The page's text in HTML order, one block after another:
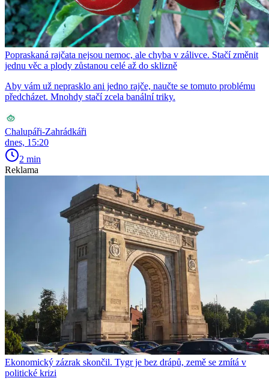
Popraskaná rajčata nejsou nemoc, ale chyba v zálivce. Stačí změnit
jednu věc a plody zůstanou celé až do sklizně
Aby vám už neprasklo ani jedno rajče, naučte se tomuto problému
předcházet. Mnohdy stačí zcela banální triky.
Chalupáři-Zahrádkáři
dnes, 15:20
2 min
Reklama
Ekonomický zázrak skončil. Tygr je bez drápů, země se zmítá v
politické krizi